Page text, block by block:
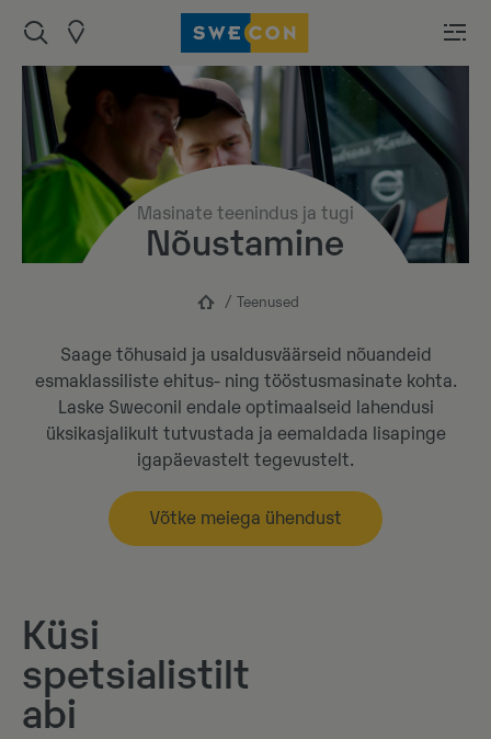
Masinate teenindus ja tugi
Nõustamine
Teenused
Saage tõhusaid ja usaldusväärseid nõuandeid
esmaklassiliste ehitus- ning tööstusmasinate kohta.
Laske Sweconil endale optimaalseid lahendusi
üksikasjalikult tutvustada ja eemaldada lisapinge
igapäevastelt tegevustelt.
Võtke meiega ühendust
Küsi
spetsialistilt
abi